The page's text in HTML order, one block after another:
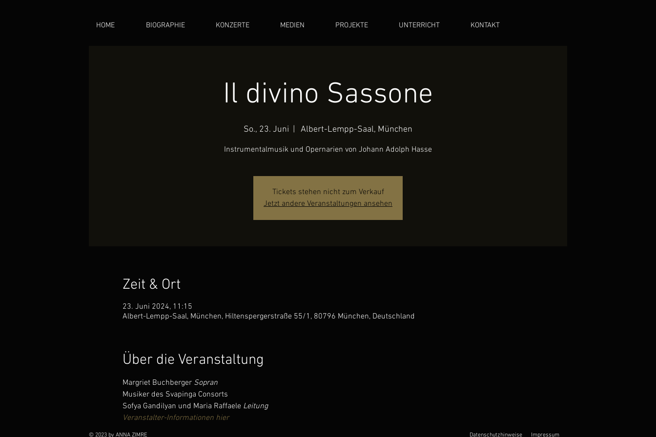
HOME BIOGRAPHIE KONZERTE MEDIEN PROJEKTE UNTERRICHT KONTAKT
Il divino Sassone
So., 23. Juni Albert-Lempp-Saal, München
Instrumentalmusik und Opernarien von Johann Adolph Hasse
Tickets stehen nicht zum Verkauf
Jetzt andere Veranstaltungen ansehen
Zeit & Ort
23. Juni 2024, 11:15
Albert-Lempp-Saal, München, Hiltenspergerstraße 55/1, 80796 München, Deutschland
Über die Veranstaltung
Margriet Buchberger Sopran
Musiker des Svapinga Consorts
Sofya Gandilyan und Maria Raffaele Leitung
Veranstalter-Informationen hier
© 2023 by ANNA ZIMRE Datenschutzhinweise Impressum